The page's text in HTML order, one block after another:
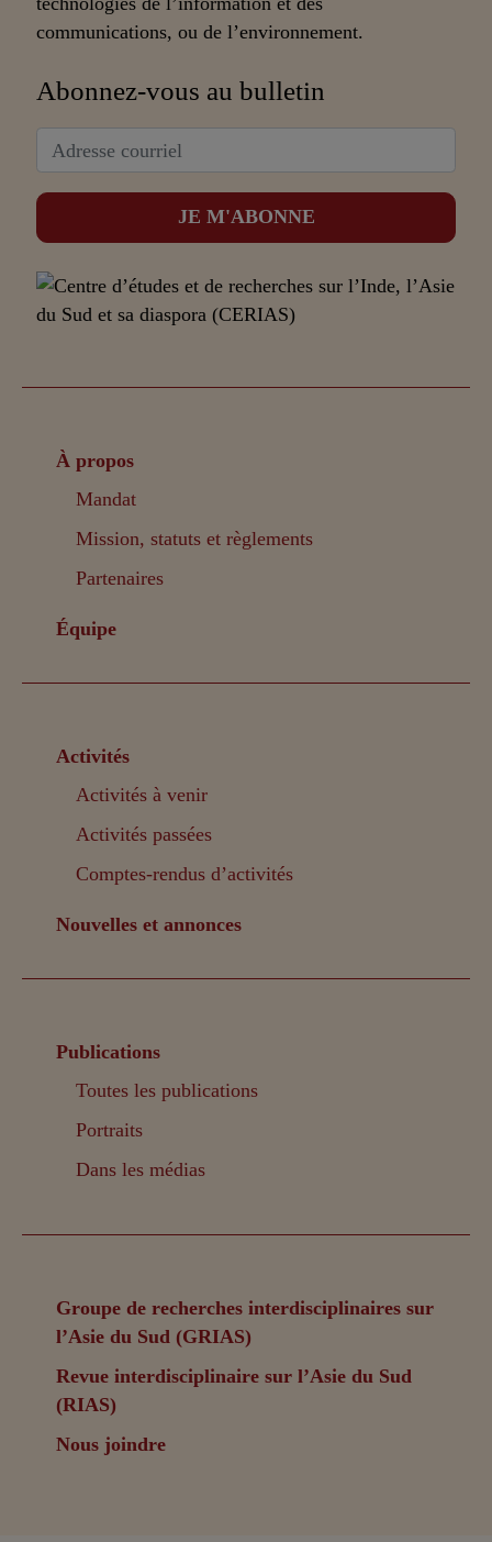
communications, ou de l’environnement.
Abonnez-vous au bulletin
À propos
Mandat
Mission, statuts et règlements
Partenaires
Équipe
Activités
Activités à venir
Activités passées
Comptes-rendus d’activités
Nouvelles et annonces
Publications
Toutes les publications
Portraits
Dans les médias
Groupe de recherches interdisciplinaires sur
l’Asie du Sud (GRIAS)
Revue interdisciplinaire sur l’Asie du Sud
(RIAS)
Nous joindre